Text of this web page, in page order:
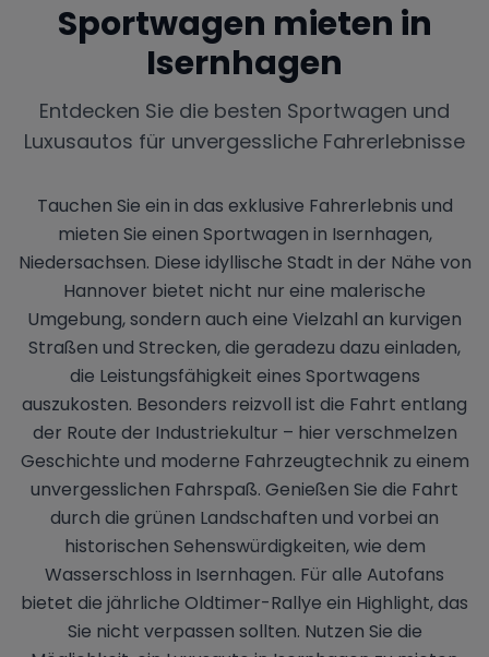
Sportwagen mieten in
Isernhagen
Entdecken Sie die besten Sportwagen und
Luxusautos für unvergessliche Fahrerlebnisse
Tauchen Sie ein in das exklusive Fahrerlebnis und
mieten Sie einen Sportwagen in Isernhagen,
Niedersachsen. Diese idyllische Stadt in der Nähe von
Hannover bietet nicht nur eine malerische
Umgebung, sondern auch eine Vielzahl an kurvigen
Straßen und Strecken, die geradezu dazu einladen,
die Leistungsfähigkeit eines Sportwagens
auszukosten. Besonders reizvoll ist die Fahrt entlang
der Route der Industriekultur – hier verschmelzen
Geschichte und moderne Fahrzeugtechnik zu einem
unvergesslichen Fahrspaß. Genießen Sie die Fahrt
durch die grünen Landschaften und vorbei an
historischen Sehenswürdigkeiten, wie dem
Wasserschloss in Isernhagen. Für alle Autofans
bietet die jährliche Oldtimer-Rallye ein Highlight, das
Sie nicht verpassen sollten. Nutzen Sie die